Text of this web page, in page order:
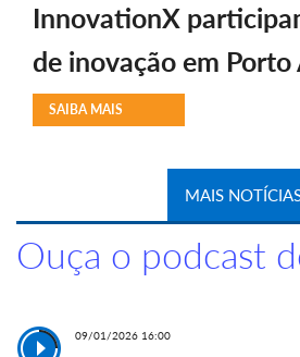
InnovationX
de inovação em Porto
SAIBA MAIS
MAIS
Ouça o podcast
09/01/2026 16:00